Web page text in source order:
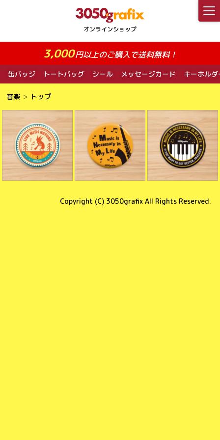
3,000円以上のご購入で送料無料！
缶バッジ トートバッグ シール メッセージカード キーホルダ
音楽 トップ
Copyright (C) 3050grafix All Rights Reserved.